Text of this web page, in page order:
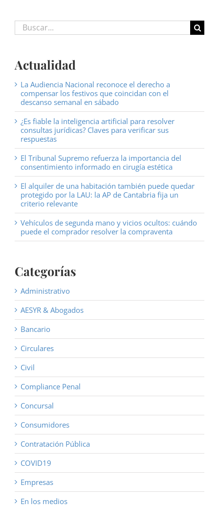
Buscar:
Actualidad
La Audiencia Nacional reconoce el derecho a
compensar los festivos que coincidan con el
descanso semanal en sábado
¿Es fiable la inteligencia artificial para resolver
consultas jurídicas? Claves para verificar sus
respuestas
El Tribunal Supremo refuerza la importancia del
consentimiento informado en cirugía estética
El alquiler de una habitación también puede quedar
protegido por la LAU: la AP de Cantabria fija un
criterio relevante
Vehículos de segunda mano y vicios ocultos: cuándo
puede el comprador resolver la compraventa
Categorías
Administrativo
AESYR & Abogados
Bancario
Circulares
Civil
Compliance Penal
Concursal
Consumidores
Contratación Pública
COVID19
Empresas
En los medios